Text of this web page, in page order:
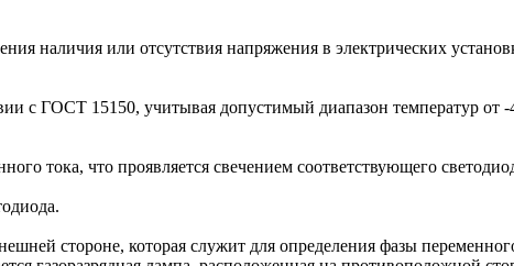
наличия или отсутствия напряжения в электрических
с ГОСТ 15150, учитывая допустимый диапазон температур
тока, что проявляется свечением соответствующего
стороне, которая служит для определения фазы